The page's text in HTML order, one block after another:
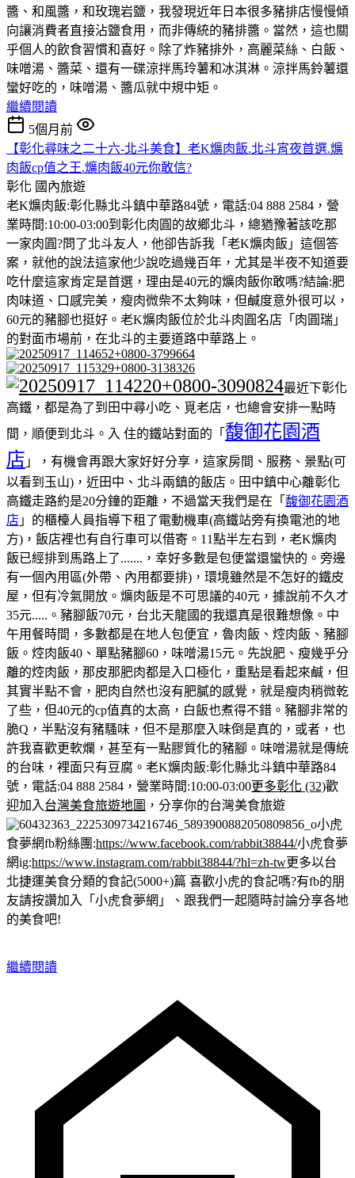
醬、和風醬，和玫瑰岩鹽，我發現近年日本很多豬排店慢慢傾
向讓消費者直接沾鹽食用，而非傳統的豬排醬。當然，這也關
乎個人的飲食習慣和喜好。除了炸豬排外，高麗菜絲、白飯、
味噌湯、醬菜、還有一碟涼拌馬玲薯和冰淇淋。涼拌馬鈴薯還
蠻好吃的，味噌湯、醬瓜就中規中矩。
繼續閱讀
5個月前
【彰化尋味之二十六-北斗美食】老K爌肉飯.北斗宵夜首選.爌
肉飯cp值之王.爌肉飯40元你敢信?
彰化 國內旅遊
老K爌肉飯:彰化縣北斗鎮中華路84號，電話:04 888 2584，營
業時間:10:00-03:00到彰化肉圓的故鄉北斗，總猶豫著該吃那
一家肉圓?問了北斗友人，他卻告訴我「老K爌肉飯」這個答
案，就他的說法這家他少說吃過幾百年，尤其是半夜不知道要
吃什麼這家肯定是首選，理由是40元的爌肉飯你敢嗎?結論:肥
肉味道、口感完美，瘦肉微柴不太夠味，但鹹度意外很可以，
60元的豬腳也挺好。老K爌肉飯位於北斗肉圓名店「肉圓瑞」
的對面市場前，在北斗的主要道路中華路上。
最近下彰化
高鐵，都是為了到田中尋小吃、覓老店，也總會安排一點時
間，順便到北斗。入 住的鐵站對面的「 馥御花園酒
店 」，有機會再跟大家好好分享，這家房間、服務、景點(可
以看到玉山)，近田中、北斗兩鎮的飯店。田中鎮中心離彰化
高鐵走路約是20分鐘的距離，不過當天我們是在「 馥御花園酒
店 」的櫃檯人員指導下租了電動機車(高鐵站旁有換電池的地
方)，飯店裡也有自行車可以借寄。 11點半左右到，老K爌肉
飯已經排到馬路上了.......，幸好多數是包便當還蠻快的。 旁邊
有一個內用區(外帶、內用都要排)，環境雖然是不怎好的鐵皮
屋，但有冷氣開放。 爌肉飯是不可思議的40元，據說前不久才
35元.....。豬腳飯70元，台北天龍國的我還真是很難想像。 中
午用餐時間，多數都是在地人包便宜，魯肉飯、焢肉飯、豬腳
飯。 焢肉飯40、單點豬腳60，味噌湯15元。 先說肥、瘦幾乎分
離的焢肉飯，那皮那肥肉都是入口極化，重點是看起來鹹，但
其實半點不會，肥肉自然也沒有肥膩的感覺，就是瘦肉稍微乾
了些，但40元的cp值真的太高，白飯也煮得不錯。 豬腳非常的
脆Q，半點沒有豬騷味，但不是那麼入味倒是真的，或者，也
許我喜歡更軟爛，甚至有一點膠質化的豬腳。味噌湯就是傳統
的台味，裡面只有豆腐。 老K爌肉飯:彰化縣北斗鎮中華路84
號，電話:04 888 2584，營業時間:10:00-03:00更多彰化 (32)歡
迎加入 台灣美食旅遊地圖 ，分享你的台灣美食旅遊
小虎
食夢網fb粉絲團:https://www.facebook.com/rabbit38844/小虎食夢
網ig:https://www.instagram.com/rabbit38844/?hl=zh-tw更多以台
北捷運美食分類的食記(5000+)篇 喜歡小虎的食記嗎?有fb的朋
友請按讚加入「小虎食夢網」、跟我們一起隨時討論分享各地
的美食吧!
繼續閱讀